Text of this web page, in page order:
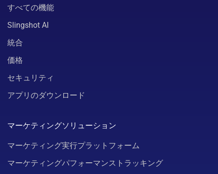
すべての機能
Slingshot AI
統合
価格
セキュリティ
アプリのダウンロード
マーケティングソリューション
マーケティング実行プラットフォーム
マーケティングパフォーマンストラッキング